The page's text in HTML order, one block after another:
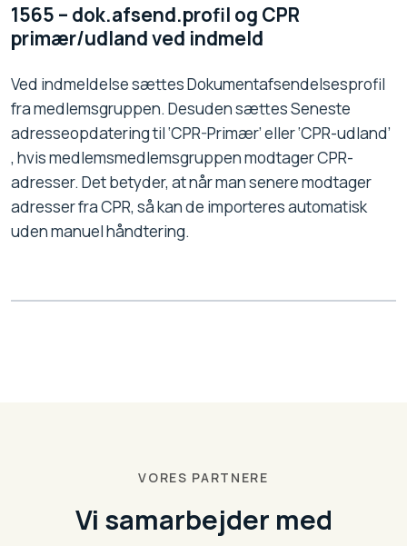
1565 – dok.afsend.profil og CPR
primær/udland ved indmeld
Ved indmeldelse sættesDokumentafsendelsesprofil
fra medlemsgruppen. Desuden sættesSeneste
adresseopdateringtil ‘CPR-Primær’ eller ‘CPR-udland’
, hvis medlemsmedlemsgruppen modtager CPR-
adresser. Det betyder, at når man senere modtager
adresser fra CPR, så kan de importeres automatisk
uden manuel håndtering.
VORES PARTNERE
Vi samarbejder med